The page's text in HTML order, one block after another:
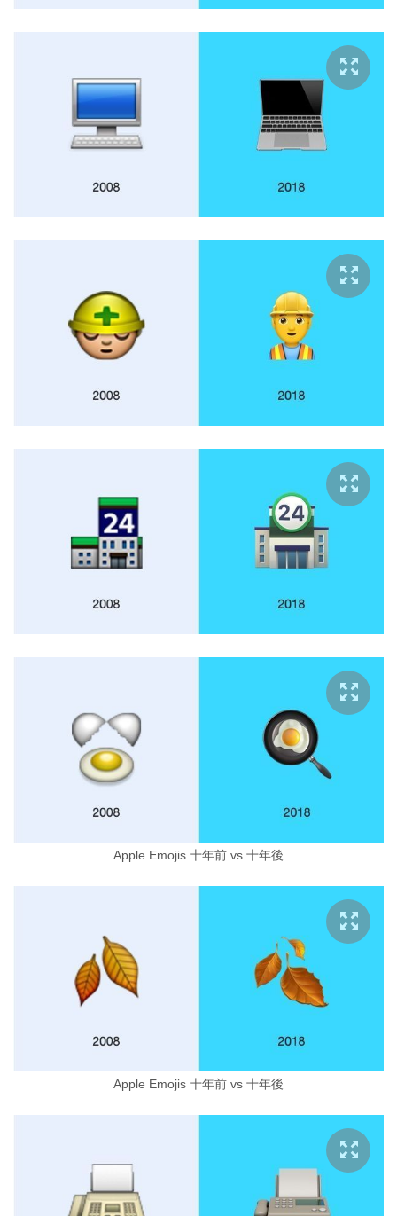
Apple Emojis 十年前 vs 十年後
Apple Emojis 十年前 vs 十年後